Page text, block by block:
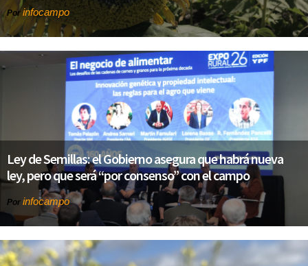
Por infocampo
Ley de Semillas: el Gobierno asegura que habrá nueva
ley, pero que será “por consenso” con el campo
Por infocampo